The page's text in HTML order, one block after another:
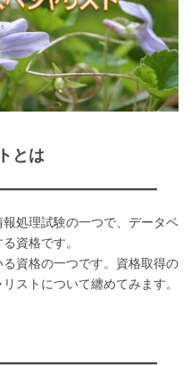
とは
処理試験の一つで、データベ
資格です。
資格の一つです。資格取得の
ストについて纏めてみます。